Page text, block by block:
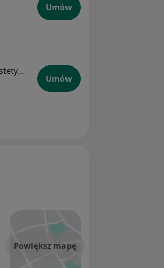
Umów
Ginekolog, Lekarz wykonujący zabiegi medycyny estetycznej
Umów
Powiększ mapę